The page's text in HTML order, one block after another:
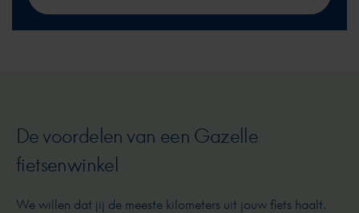
De voordelen van een Gazelle
fietsenwinkel
We willen dat jij de meeste kilometers uit jouw fiets haalt.